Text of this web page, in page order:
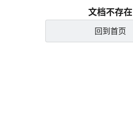
文档不存在
回到首页